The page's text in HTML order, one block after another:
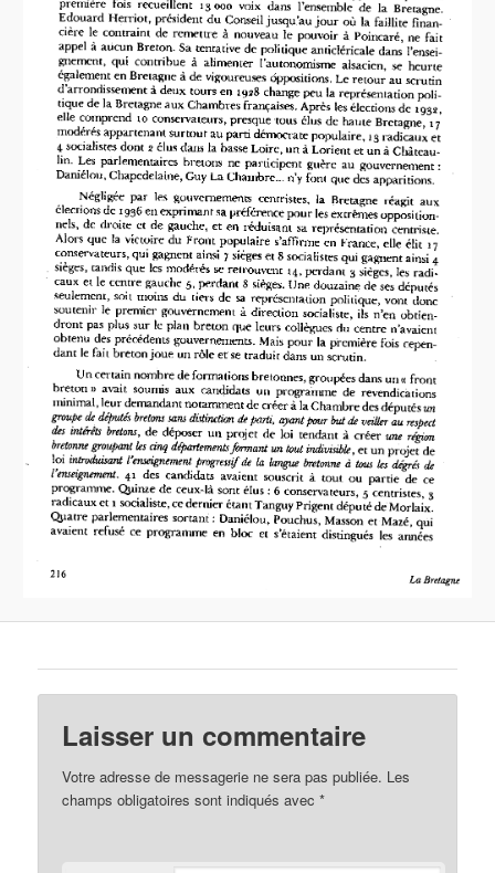
Laisser un commentaire
Votre adresse de messagerie ne sera pas publiée. Les
champs obligatoires sont indiqués avec*